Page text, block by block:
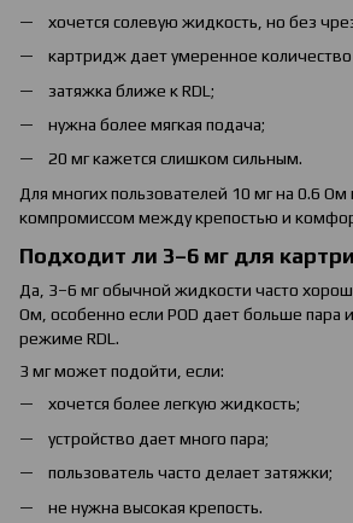
хочется солевую жидкость, но без
картридж дает умеренное количество
затяжка ближе к RDL;
нужна более мягкая подача;
20 мг кажется слишком сильным.
Для многих пользователей 10 мг на 0.6
компромиссом между крепостью и
Подходит ли 3–6 мг для
Да, 3–6 мг обычной жидкости часто
Ом, особенно если POD дает больше пара и
режиме RDL.
3 мг может подойти, если:
хочется более легкую жидкость;
устройство дает много пара;
пользователь часто делает затяжки;
не нужна высокая крепость.